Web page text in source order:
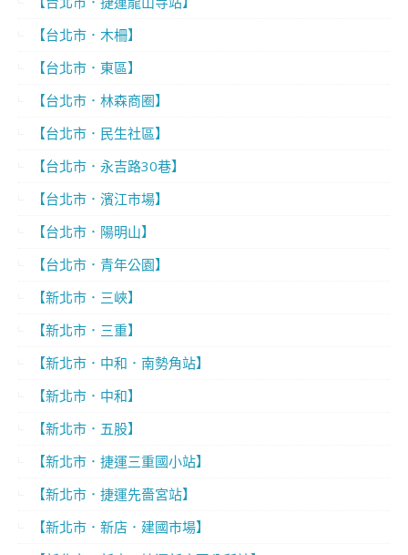
【台北市．木柵】
【台北市．東區】
【台北市．林森商圈】
【台北市．民生社區】
【台北市．永吉路30巷】
【台北市．濱江市場】
【台北市．陽明山】
【台北市．青年公園】
【新北市．三峽】
【新北市．三重】
【新北市．中和．南勢角站】
【新北市．中和】
【新北市．五股】
【新北市．捷運三重國小站】
【新北市．捷運先嗇宮站】
【新北市．新店．建國市場】